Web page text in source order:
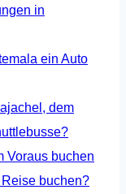
in
ein Auto
dem
Voraus buchen
buchen?